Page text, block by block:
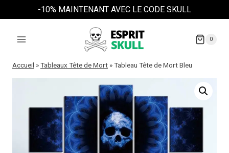
au
-10% MAINTENANT AVEC LE CODE SKULL
0
Accueil »Tableaux Tête de Mort »Tableau Tête de Mort Bleu